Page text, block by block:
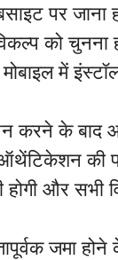
पर जाना
को चुनना
में इंस्टॉल
करने के बाद
की
होगी और
जमा